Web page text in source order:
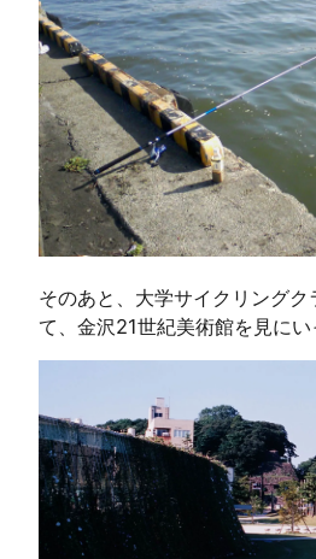
そのあと、大学サイクリング
て、金沢21世紀美術館を見にい